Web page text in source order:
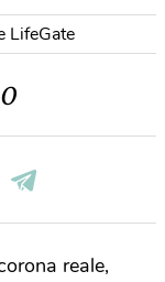
LifeGate
reale,